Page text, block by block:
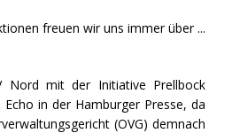
freuen wir uns immer über ...
Nord mit der Initiative Prellbock
in der Hamburger Presse, da
(OVG) demnach